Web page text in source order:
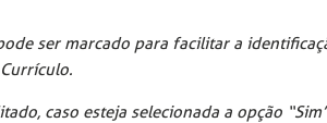
pode ser marcado para facilitar a
caso esteja selecionada a opção